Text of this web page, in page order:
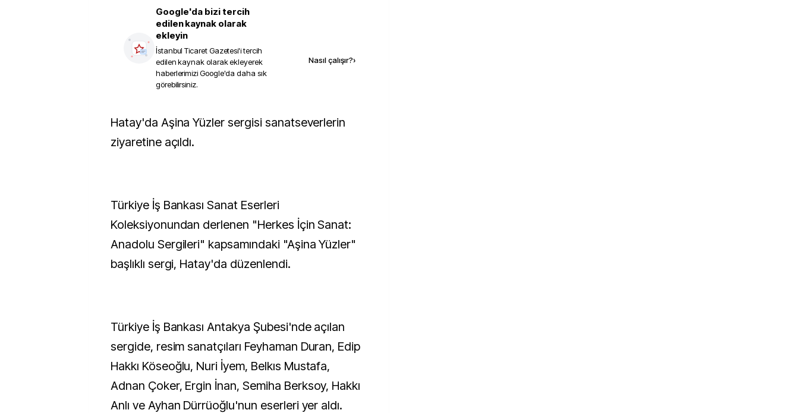
Google'da bizi tercih
edilen kaynak olarak
ekleyin
İstanbul Ticaret Gazetesi'i tercih
edilen kaynak olarak ekleyerek
haberlerimizi Google'da daha sık
görebilirsiniz.
Nasıl çalışır?›
Hatay'da Aşina Yüzler sergisi sanatseverlerin
ziyaretine açıldı.
Türkiye İş Bankası Sanat Eserleri
Koleksiyonundan derlenen "Herkes İçin Sanat:
Anadolu Sergileri" kapsamındaki "Aşina Yüzler"
başlıklı sergi, Hatay'da düzenlendi.
Türkiye İş Bankası Antakya Şubesi'nde açılan
sergide, resim sanatçıları Feyhaman Duran, Edip
Hakkı Köseoğlu, Nuri İyem, Belkıs Mustafa,
Adnan Çoker, Ergin İnan, Semiha Berksoy, Hakkı
Anlı ve Ayhan Dürrüoğlu'nun eserleri yer aldı.